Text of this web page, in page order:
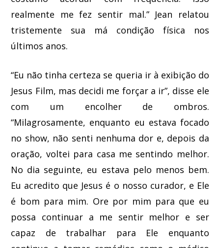
realmente me fez sentir mal.” Jean relatou
tristemente sua má condição física nos
últimos anos.
“Eu não tinha certeza se queria ir à exibição do
Jesus Film, mas decidi me forçar a ir”, disse ele
com um encolher de ombros.
“Milagrosamente, enquanto eu estava focado
no show, não senti nenhuma dor e, depois da
oração, voltei para casa me sentindo melhor.
No dia seguinte, eu estava pelo menos bem.
Eu acredito que Jesus é o nosso curador, e Ele
é bom para mim. Ore por mim para que eu
possa continuar a me sentir melhor e ser
capaz de trabalhar para Ele enquanto